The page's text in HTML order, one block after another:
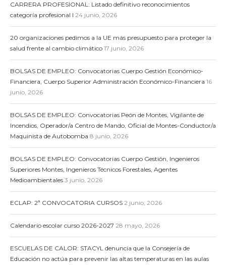
CARRERA PROFESIONAL: Listado definitivo reconocimientos
categoría profesional I 24 junio, 2026
20 organizaciones pedimos a la UE más presupuesto para proteger la
salud frente al cambio climático 17 junio, 2026
BOLSAS DE EMPLEO: Convocatorias Cuerpo Gestión Económico-
Financiera, Cuerpo Superior Administración Económico-Financiera 16
junio, 2026
BOLSAS DE EMPLEO: Convocatorias Peón de Montes, Vigilante de
Incendios, Operador/a Centro de Mando, Oficial de Montes-Conductor/a
Maquinista de Autobomba 8 junio, 2026
BOLSAS DE EMPLEO: Convocatorias Cuerpo Gestión, Ingenieros
Superiores Montes, Ingenieros Técnicos Forestales, Agentes
Medioambientales 3 junio, 2026
ECLAP: 2ª CONVOCATORIA CURSOS 2 junio, 2026
Calendario escolar curso 2026-2027 28 mayo, 2026
ESCUELAS DE CALOR: STACYL denuncia que la Consejería de
Educación no actúa para prevenir las altas temperaturas en las aulas